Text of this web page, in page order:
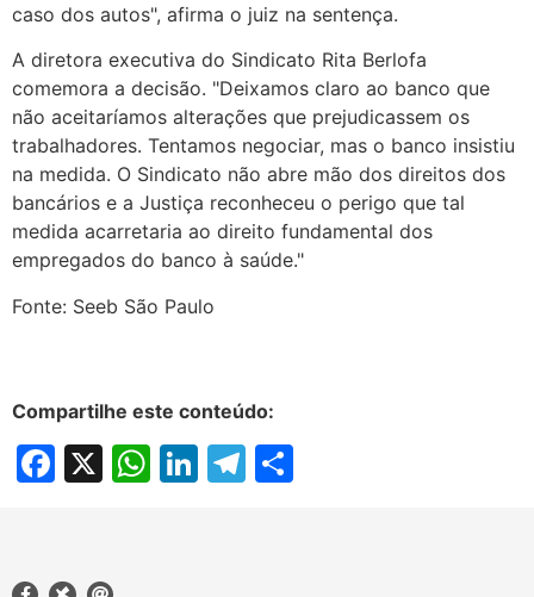
caso dos autos", afirma o juiz na sentença.
A diretora executiva do Sindicato Rita Berlofa
comemora a decisão. "Deixamos claro ao banco que
não aceitaríamos alterações que prejudicassem os
trabalhadores. Tentamos negociar, mas o banco insistiu
na medida. O Sindicato não abre mão dos direitos dos
bancários e a Justiça reconheceu o perigo que tal
medida acarretaria ao direito fundamental dos
empregados do banco à saúde."
Fonte: Seeb São Paulo
Compartilhe este conteúdo:
Facebook
X WhatsApp
LinkedIn
Telegram